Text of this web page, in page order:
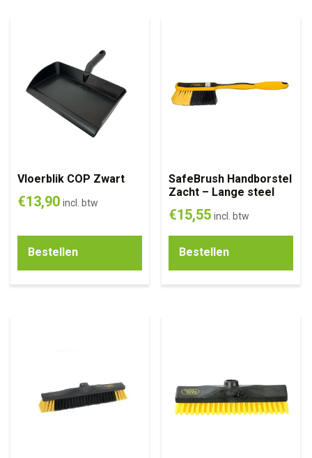
Vloerblik COP Zwart
€13,90 incl. btw
Bestellen
SafeBrush Handborstel
Zacht – Lange steel
€15,55 incl. btw
Bestellen